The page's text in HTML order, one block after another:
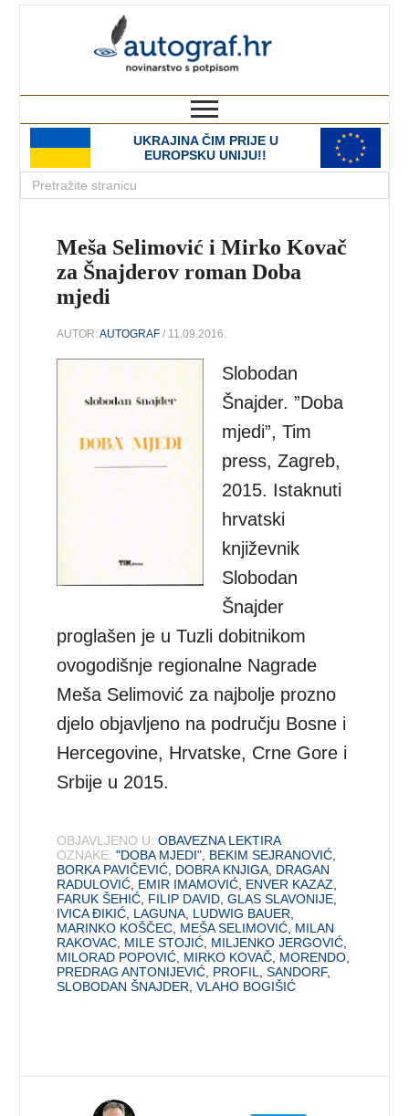
UKRAJINA ČIM PRIJE U
EUROPSKU UNIJU!!
Meša Selimović i Mirko Kovač
za Šnajderov roman Doba
mjedi
AUTOR:AUTOGRAF / 11.09.2016.
Slobodan
Šnajder. ”Doba
mjedi”, Tim
press, Zagreb,
2015. Istaknuti
hrvatski
književnik
Slobodan
Šnajder
proglašen je u Tuzli dobitnikom
ovogodišnje regionalne Nagrade
Meša Selimović za najbolje prozno
djelo objavljeno na području Bosne i
Hercegovine, Hrvatske, Crne Gore i
Srbije u 2015.
OBJAVLJENO U: OBAVEZNA LEKTIRA
OZNAKE: "DOBA MJEDI" BEKIM SEJRANOVIĆ
BORKA PAVIČEVIĆ DOBRA KNJIGA DRAGAN
RADULOVIĆ EMIR IMAMOVIĆ ENVER KAZAZ
FARUK ŠEHIĆ FILIP DAVID ,GLAS SLAVONIJE
IVICA ĐIKIĆ LAGUNA LUDWIG BAUER
MARINKO KOŠČEC MEŠA SELIMOVIĆ MILAN
RAKOVAC MILE STOJIĆ MILJENKO JERGOVIĆ
MILORAD POPOVIĆ MIRKO KOVAČ MORENDO
PREDRAG ANTONIJEVIĆ PROFIL ,SANDORF,
SLOBODAN ŠNAJDER ,VLAHO BOGIŠIĆ